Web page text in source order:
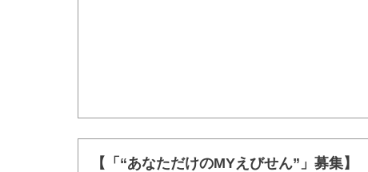
【「“あなただけのMYえびせん”」募集】